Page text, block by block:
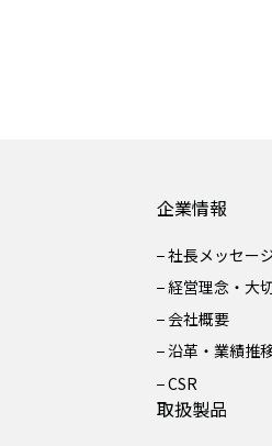
企業情報
社長メッセー
経営理念・大
会社概要
沿革・業績推
CSR
取扱製品